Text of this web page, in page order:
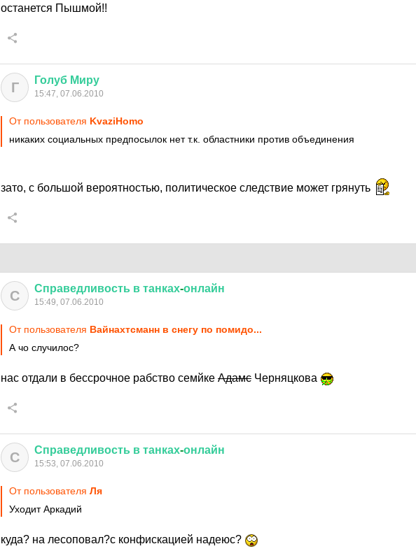
останется Пышмой!!
Г Голуб Миру
15:47, 07.06.2010
От пользователя KvaziHomo
никаких социальных предпосылок нет т.к. областники против объединения
зато, с большой вероятностью, политическое следствие может грянуть
С Справедливость в танках-онлайн
15:49, 07.06.2010
От пользователя Вайнахтсманн в снегу по помидо...
А чо случилос?
нас отдали в бессрочное рабство семйке Адамс Черняцкова
С Справедливость в танках-онлайн
15:53, 07.06.2010
От пользователя Ля
Уходит Аркадий
куда? на лесоповал?с конфискацией надеюс?